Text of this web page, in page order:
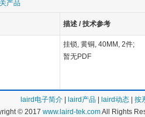
产品
描述 / 技术参考
挂锁, 黄铜, 40MM, 2件;
暂无PDF
laird电子简介 laird产品 laird动态
按
© 2017 www.laird-tek.comAll Rights